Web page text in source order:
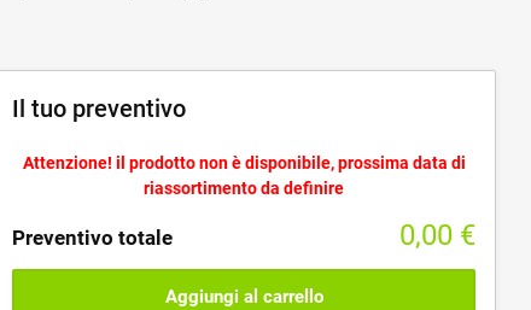
Il tuo preventivo
Attenzione! il prodotto non è disponibile, prossima data di
riassortimento da definire
Preventivo totale 0,00 €
Aggiungi al carrello